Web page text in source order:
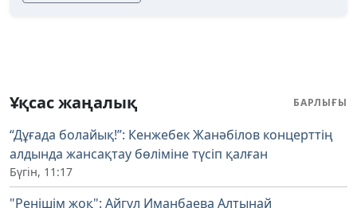
Ұқсас жаңалық БАРЛЫҒЫ
“Дұғада болайық!”: Кенжебек Жанәбілов концерттің
алдында жансақтау бөліміне түсіп қалған
Бүгін, 11:17
"Ренішім жоқ": Айгүл Иманбаева Алтынай